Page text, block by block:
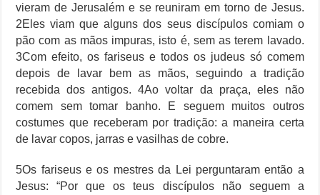
vieram de Jerusalém e se reuniram em torno de Jesus.
2Eles viam que alguns dos seus discípulos comiam o
pão com as mãos impuras, isto é, sem as terem lavado.
3Com efeito, os fariseus e todos os judeus só comem
depois de lavar bem as mãos, seguindo a tradição
recebida dos antigos. 4Ao voltar da praça, eles não
comem sem tomar banho. E seguem muitos outros
costumes que receberam por tradição: a maneira certa
de lavar copos, jarras e vasilhas de cobre.
5Os fariseus e os mestres da Lei perguntaram então a
Jesus: “Por que os teus discípulos não seguem a